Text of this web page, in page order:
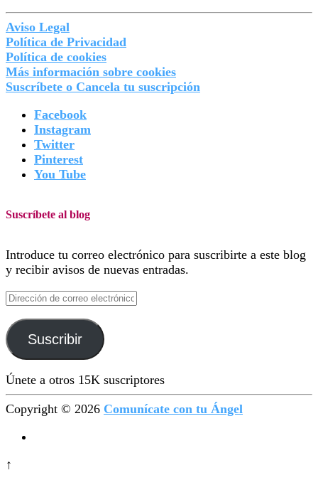
Aviso Legal
Política de Privacidad
Política de cookies
Más información sobre cookies
Suscríbete o Cancela tu suscripción
Facebook
Instagram
Twitter
Pinterest
You Tube
Suscríbete al blog
Introduce tu correo electrónico para suscribirte a este blog
y recibir avisos de nuevas entradas.
Dirección
correo
electrónico
Suscribir
Únete a otros 15K suscriptores
Copyright © 2026 Comunícate con tu Ángel
↑